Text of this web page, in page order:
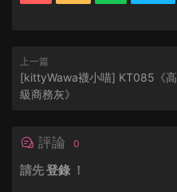
上一篇
[kittyWawa襪小喵] KT085《高
級商務灰》
評論 0
請先登錄 ！